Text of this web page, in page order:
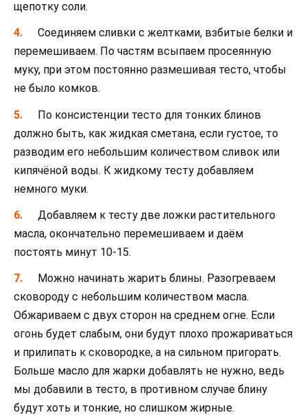
щепотку соли.
Соединяем сливки с желтками, взбитые белки и
перемешиваем. По частям всыпаем просеянную
муку, при этом постоянно размешивая тесто, чтобы
не было комков.
По консистенции тесто для тонких блинов
должно быть, как жидкая сметана, если густое, то
разводим его небольшим количеством сливок или
кипячёной воды. К жидкому тесту добавляем
немного муки.
Добавляем к тесту две ложки растительного
масла, окончательно перемешиваем и даём
постоять минут 10-15.
Можно начинать жарить блины. Разогреваем
сковороду с небольшим количеством масла.
Обжариваем с двух сторон на среднем огне. Если
огонь будет слабым, они будут плохо прожариваться
и прилипать к сковородке, а на сильном пригорать.
Больше масло для жарки добавлять не нужно, ведь
мы добавили в тесто, в противном случае блину
будут хоть и тонкие, но слишком жирные.